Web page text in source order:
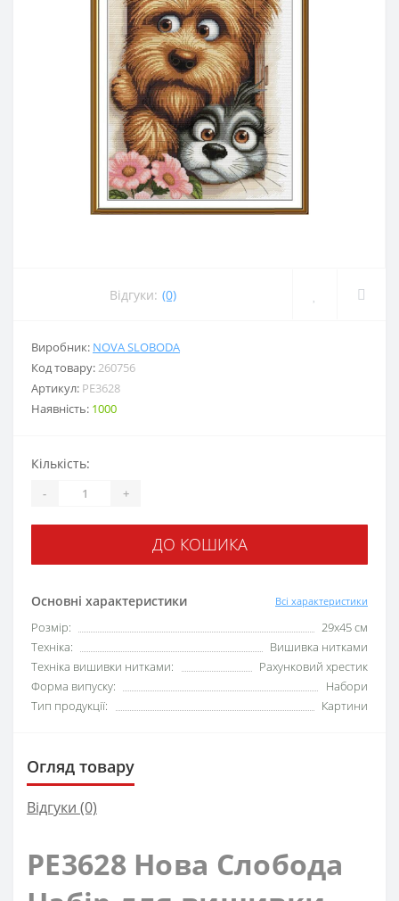
Відгуки: (0)
Виробник: NOVA SLOBODA
Код товару:260756
Артикул: РЕ3628
Наявність: 1000
Основні характеристики Всі характеристики
Розмір:
29x45 см
Техніка:
Вишивка нитками
Техніка вишивки нитками:
Рахунковий хрестик
Форма випуску:
Набори
Тип продукції:
Картини
Кількість:
- +
ДО КОШИКА
Огляд товару
Відгуки (0)
РЕ3628 Нова Слобода